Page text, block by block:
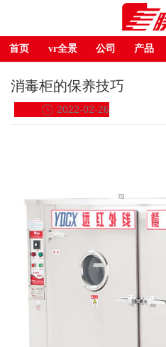
首页 vr全景 公司 产品
消毒柜的保养技巧
2022-02-26